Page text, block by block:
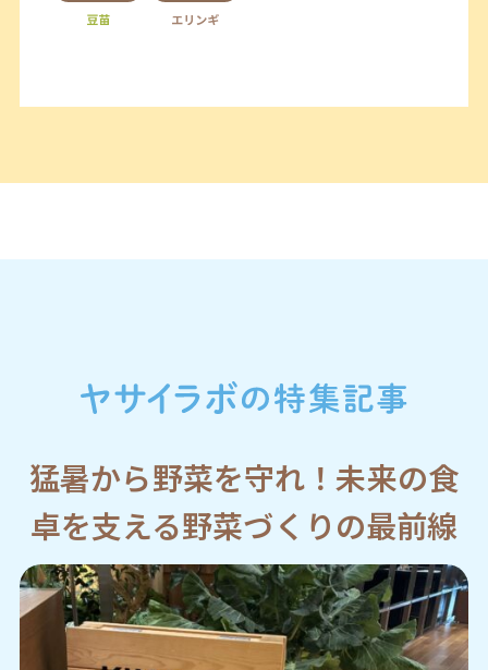
猛暑から野菜を守れ！未来の食
卓を支える野菜づくりの最前線